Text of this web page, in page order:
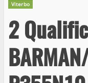
Viterbo
2